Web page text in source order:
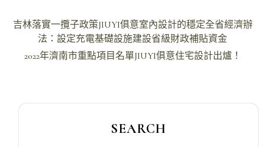
文
吉林落實一攬子政策JIUYI俱意室內設計的穩定全省經濟辦
法：設定充電基礎設施建設省級財政補貼資金
2022年濟南市重點項目名單JIUYI俱意住宅設計出爐！
SEARCH